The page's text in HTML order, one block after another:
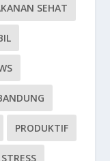
SEHAT
PRODUKTIF
STRESS